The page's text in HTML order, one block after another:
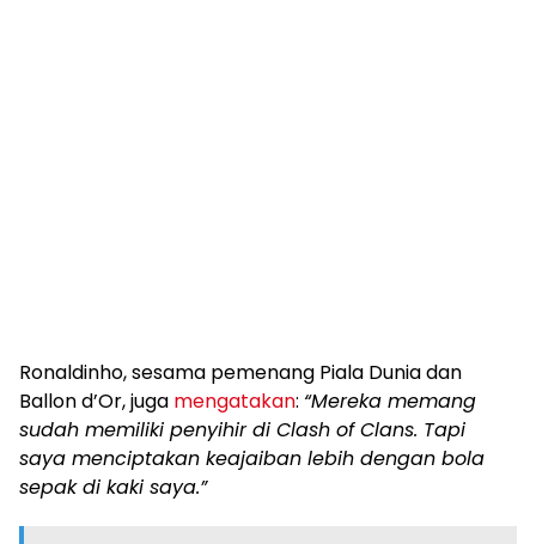
Ronaldinho, sesama pemenang Piala Dunia dan
Ballon d’Or, juga mengatakan: “Mereka memang
sudah memiliki penyihir di Clash of Clans. Tapi
saya menciptakan keajaiban lebih dengan bola
sepak di kaki saya.”